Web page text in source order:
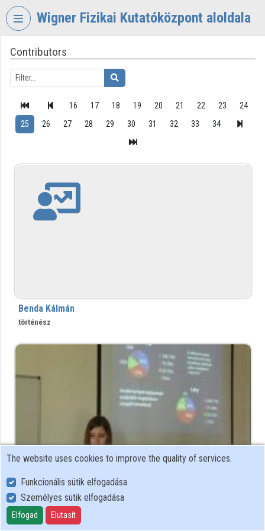
Skip header
Wigner Fizikai Kutatóközpont aloldala
VIDEOTORIUM
WIGNER
FIZIKAI
KUTATÓKÖZPONT
Organization home
Log In
Organization discovery
Categories
Contributors
16 17 18 19 20 21 22 23
24
25
26 27 28 29 30 31 32 33 34
Benda Kálmán
történész
Bende Lilla
The website uses cookies to improve the quality of services.
Funkcionális sütik elfogadása
Személyes sütik elfogadása
Elfogad Elutasít